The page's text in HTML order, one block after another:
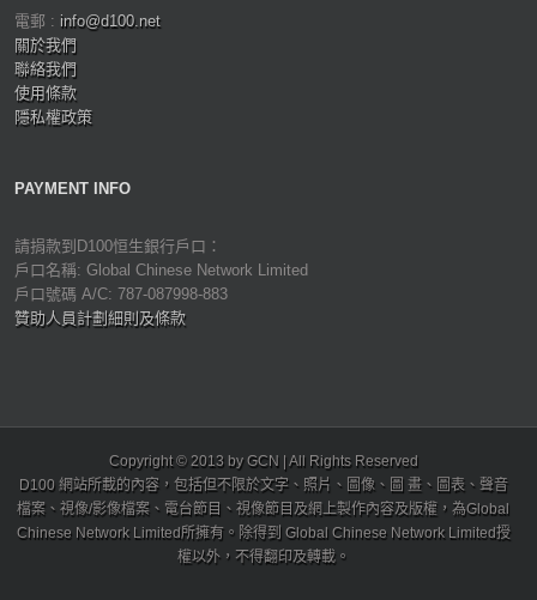
電郵 : info@d100.net
關於我們
聯絡我們
使用條款
隱私權政策
PAYMENT INFO
請捐款到D100恒生銀行戶口：
戶口名稱: Global Chinese Network Limited
戶口號碼 A/C: 787-087998-883
贊助人員計劃細則及條款
Copyright © 2013 by GCN | All Rights Reserved
D100 網站所載的內容，包括但不限於文字、照片、圖像、圖 畫、圖表、聲音
檔案、視像/影像檔案、電台節目、視像節目及網上製作內容及版權，為Global
Chinese Network Limited所擁有。除得到 Global Chinese Network Limited授
權以外，不得翻印及轉載。